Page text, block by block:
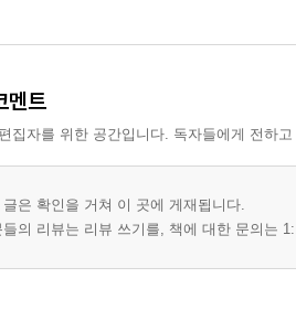
병원 의사들이 수천만 원짜리 컨설팅을
] 좋은 땅에 떨어지면 100배 성장한다
리보다 끈기가 수십억 원을 만든다
비] TM 영업은 나이 든 사람들의 천국
멘트
집자를 위한 공간입니다. 독자들에게 전하
글은 확인을 거쳐 이 곳에 게재됩니다.
들의 리뷰는 리뷰 쓰기를, 책에 대한 문의는